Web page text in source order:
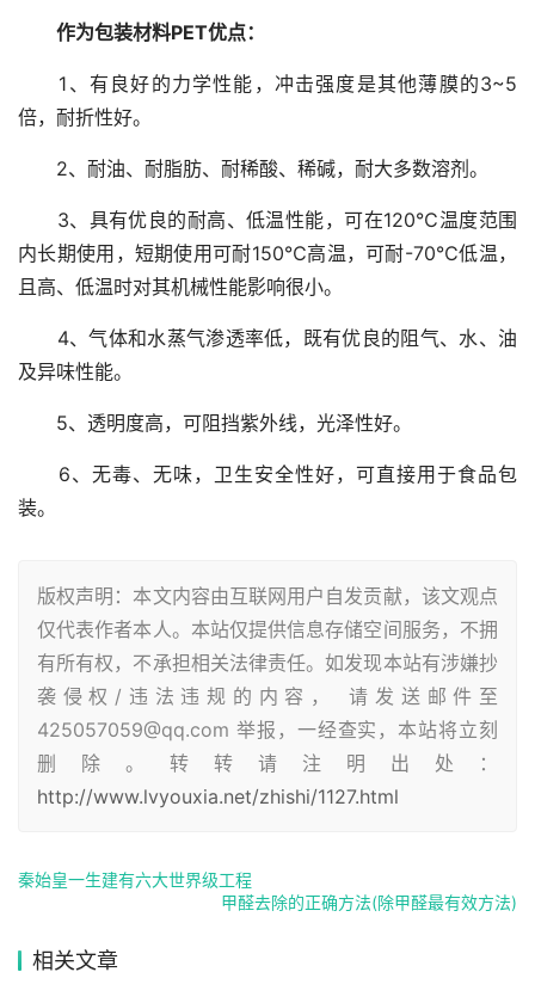
作为包装材料PET优点：
1、有良好的力学性能，冲击强度是其他薄膜的3~5
倍，耐折性好。
2、耐油、耐脂肪、耐稀酸、稀碱，耐大多数溶剂。
3、具有优良的耐高、低温性能，可在120℃温度范围
内长期使用，短期使用可耐150℃高温，可耐-70℃低温，
且高、低温时对其机械性能影响很小。
4、气体和水蒸气渗透率低，既有优良的阻气、水、油
及异味性能。
5、透明度高，可阻挡紫外线，光泽性好。
6、无毒、无味，卫生安全性好，可直接用于食品包
装。
版权声明：本文内容由互联网用户自发贡献，该文观点
仅代表作者本人。本站仅提供信息存储空间服务，不拥
有所有权，不承担相关法律责任。如发现本站有涉嫌抄
袭侵权/违法违规的内容， 请发送邮件至
425057059@qq.com 举报，一经查实，本站将立刻
删除。转转请注明出处：
http://www.lvyouxia.net/zhishi/1127.html
秦始皇一生建有六大世界级工程
甲醛去除的正确方法(除甲醛最有效方法)
相关文章